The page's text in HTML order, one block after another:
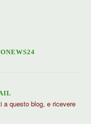
a questo blog, e ricevere